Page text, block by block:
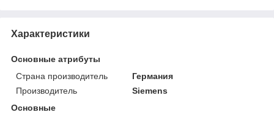
Характеристики
Основные атрибуты
Страна производитель
Германия
Производитель
Siemens
Основные